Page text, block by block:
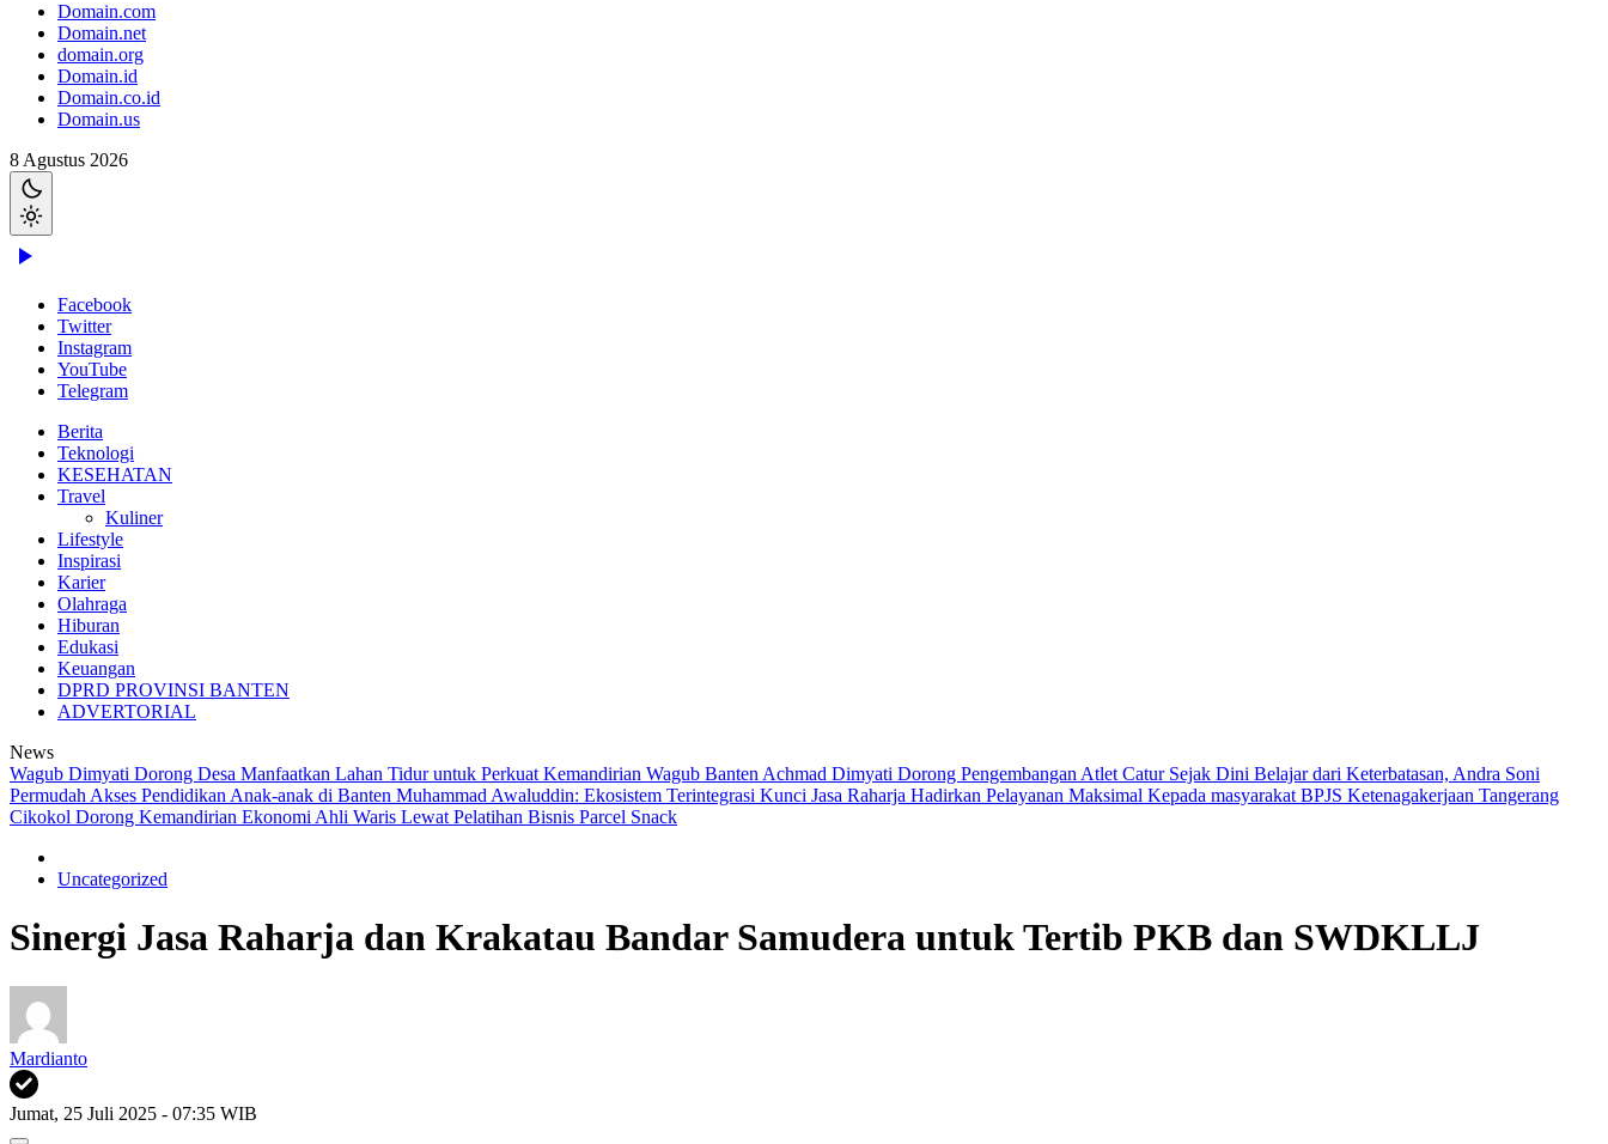
Domain.com
Domain.net
domain.org
Domain.id
Domain.co.id
Domain.us
8 Agustus 2026
Facebook
Twitter
Instagram
YouTube
Telegram
Berita
Teknologi
KESEHATAN
Travel
Kuliner
Lifestyle
Inspirasi
Karier
Olahraga
Hiburan
Edukasi
Keuangan
DPRD PROVINSI BANTEN
ADVERTORIAL
News
Wagub Dimyati Dorong Desa Manfaatkan Lahan Tidur untuk Perkuat Kemandirian Wagub Banten Achmad Dimyati Dorong Pengembangan Atlet Catur Sejak Dini Belajar dari Keterbatasan, Andra Soni
Permudah Akses Pendidikan Anak-anak di Banten Muhammad Awaluddin: Ekosistem Terintegrasi Kunci Jasa Raharja Hadirkan Pelayanan Maksimal Kepada masyarakat BPJS Ketenagakerjaan Tangerang
Cikokol Dorong Kemandirian Ekonomi Ahli Waris Lewat Pelatihan Bisnis Parcel Snack
Uncategorized
Sinergi Jasa Raharja dan Krakatau Bandar Samudera untuk Tertib PKB dan SWDKLLJ
Mardianto
Jumat, 25 Juli 2025 - 07:35 WIB